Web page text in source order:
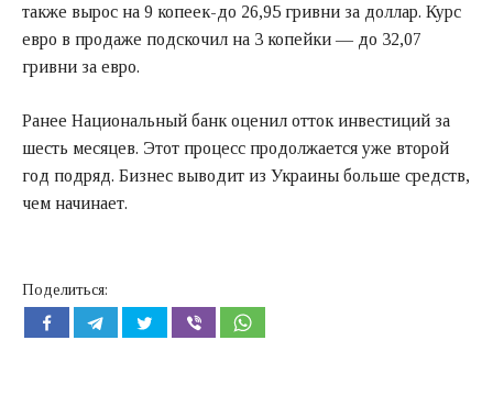
также вырос на 9 копеек-до 26,95 гривни за доллар. Курс
евро в продаже подскочил на 3 копейки — до 32,07
гривни за евро.
Ранее Национальный банк оценил отток инвестиций за
шесть месяцев. Этот процесс продолжается уже второй
год подряд. Бизнес выводит из Украины больше средств,
чем начинает.
Поделиться: